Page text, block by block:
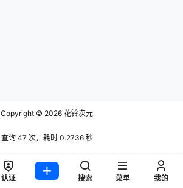
Copyright © 2026 花铃次元
查询 47 次，耗时 0.2736 秒
认证 搜索 菜单 我的